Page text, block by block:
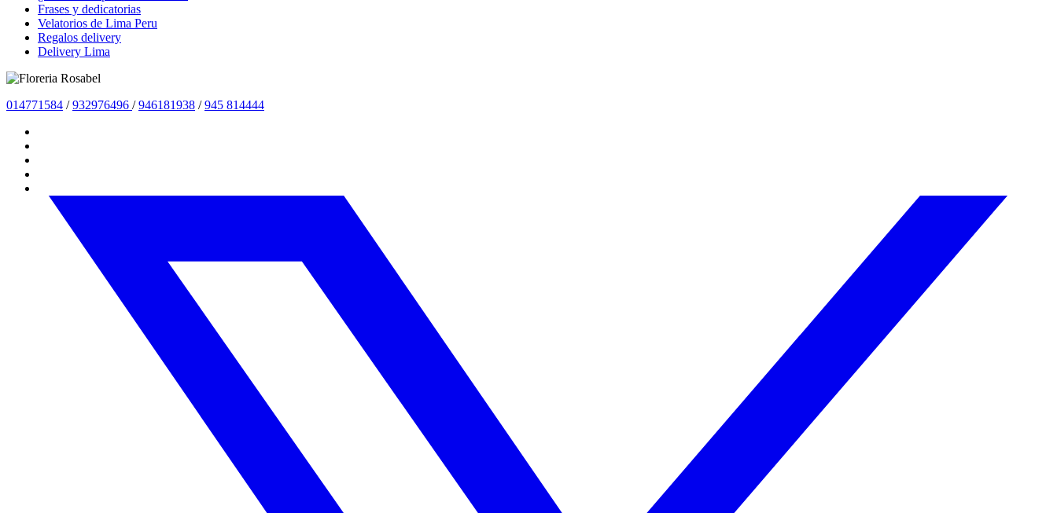
Frases y dedicatorias
Velatorios de Lima Peru
Regalos delivery
Delivery Lima
014771584 /932976496 /946181938 /945 814444